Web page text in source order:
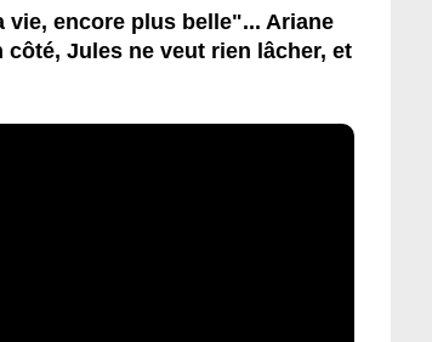
encore plus belle"... Ariane
Jules ne veut rien lâcher, et